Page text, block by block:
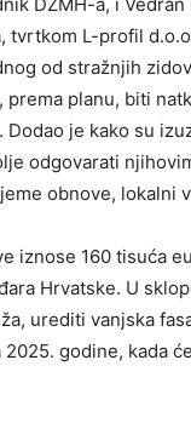
tvrtkom L-profil
od stražnjih
planu, biti
je kako su
odgovarati
obnove, lokalni
iznose 160 tisuća
Hrvatske. U
urediti vanjska
godine, kada